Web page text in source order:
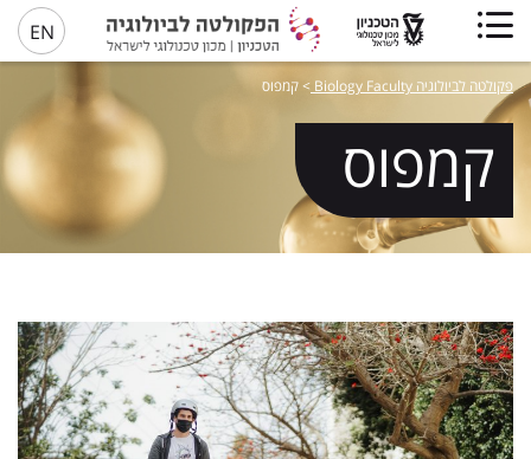
EN
פקולטה לביולוגיה Biology Faculty >קמפוס
קמפוס